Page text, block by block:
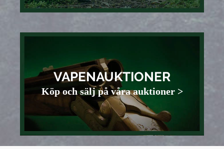
VAPENAUKTIONER
Köp och sälj på våra auktioner >